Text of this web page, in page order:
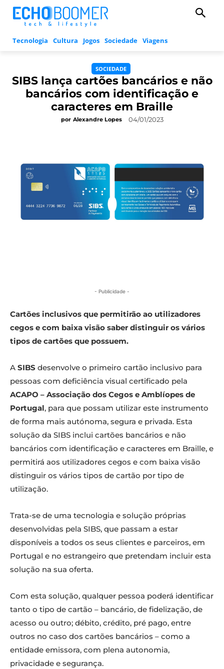
Tecnologia Cultura Jogos Sociedade Viagens
SOCIEDADE
SIBS lança cartões bancários e não
bancários com identificação e
caracteres em Braille
por Alexandre Lopes 04/01/2023
- Publicidade -
Cartões inclusivos que permitirão ao utilizadores
cegos e com baixa visão saber distinguir os vários
tipos de cartões que possuem.
A SIBS desenvolve o primeiro cartão inclusivo para
pessoas com deficiência visual certificado pela
ACAPO – Associação dos Cegos e Amblíopes de
Portugal, para que possam utilizar este instrumento
de forma mais autónoma, segura e privada. Esta
solução da SIBS inclui cartões bancários e não
bancários com identificação e caracteres em Braille, e
permitirá aos utilizadores cegos e com baixa visão
distinguir os vários tipos de cartão por tipo de
utilização.
Trata-se de uma tecnologia e solução próprias
desenvolvidas pela SIBS, que passam a estar
disponíveis a todos os seus clientes e parceiros, em
Portugal e no estrangeiro que pretendam incluir esta
solução na sua oferta.
Com esta solução, qualquer pessoa poderá identificar
tanto o tipo de cartão – bancário, de fidelização, de
acesso ou outro; débito, crédito, pré pago, entre
outros no caso dos cartões bancários – como a
entidade emissora, com plena autonomia,
privacidade e segurança.